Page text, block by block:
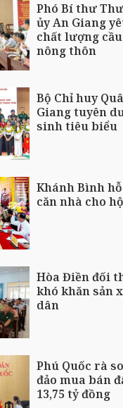
Phó Bí thư
ủy An Giang
chất lượng
nông thôn
Bộ Chỉ huy
Giang tuyên
sinh tiêu biểu
Khánh Bình
căn nhà cho
Hòa Điền đối
khó khăn sản
dân
Phú Quốc rà
đảo mua bán
13,75 tỷ đồng